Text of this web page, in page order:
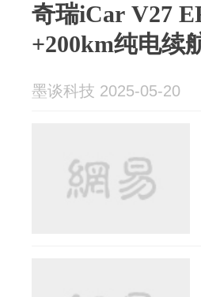
奇瑞iCar V27
+200km纯电续
墨谈科技 2025-05-20